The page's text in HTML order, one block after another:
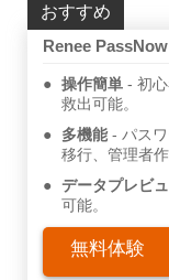
おすすめ
Renee
操作簡単
初
救出可能。
多機能
パス
移行、管理者作
データプレビ
可能。
無料体験